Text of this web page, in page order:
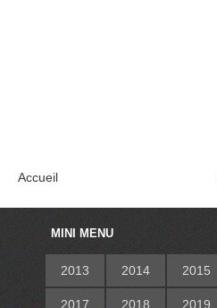
Accueil
MINI MENU
2013 2014 2015
2017 2018 2019